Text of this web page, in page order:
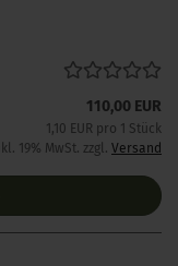
110,00 EUR
1,10 EUR pro 1 Stück
19% MwSt. zzgl. Versand